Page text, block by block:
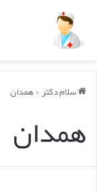
سلام دکتر>همدان
همدان